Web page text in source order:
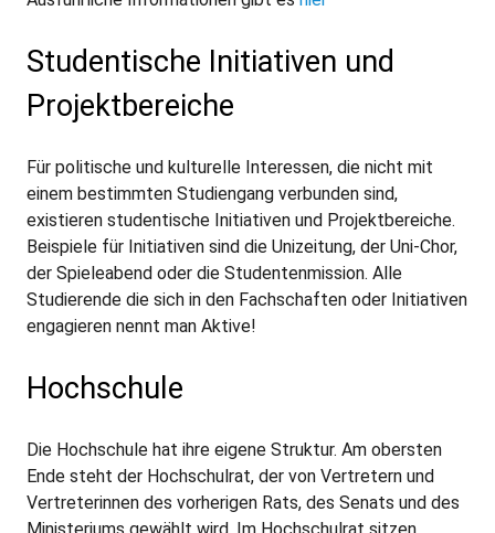
Studentische Initiativen und
Projektbereiche
Für politische und kulturelle Interessen, die nicht mit
einem bestimmten Studiengang verbunden sind,
existieren studentische Initiativen und Projektbereiche.
Beispiele für Initiativen sind die Unizeitung, der Uni-Chor,
der Spieleabend oder die Studentenmission. Alle
Studierende die sich in den Fachschaften oder Initiativen
engagieren nennt man Aktive!
Hochschule
Die Hochschule hat ihre eigene Struktur. Am obersten
Ende steht der Hochschulrat, der von Vertretern und
Vertreterinnen des vorherigen Rats, des Senats und des